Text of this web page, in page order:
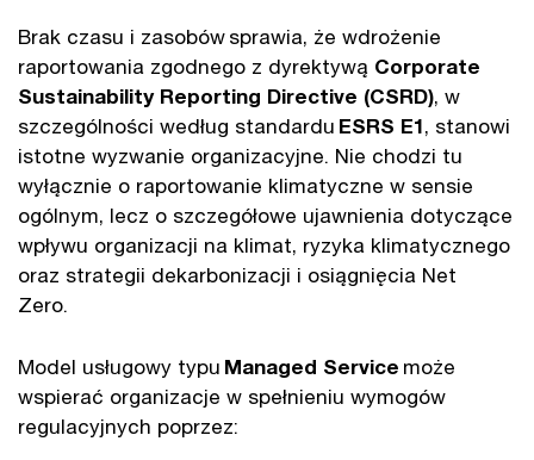
Brak czasu i zasobów sprawia, że wdrożenie
raportowania zgodnego z dyrektywą Corporate
Sustainability Reporting Directive (CSRD), w
szczególności według standardu ESRS E1, stanowi
istotne wyzwanie organizacyjne. Nie chodzi tu
wyłącznie o raportowanie klimatyczne w sensie
ogólnym, lecz o szczegółowe ujawnienia dotyczące
wpływu organizacji na klimat, ryzyka klimatycznego
oraz strategii dekarbonizacji i osiągnięcia Net
Zero.
Model usługowy typu Managed Service może
wspierać organizacje w spełnieniu wymogów
regulacyjnych poprzez: